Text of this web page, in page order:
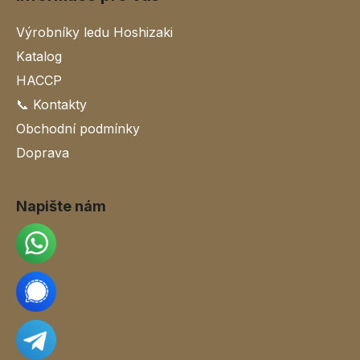
Výrobníky ledu Hoshizaki
Katalog
HACCP
📞 Kontakty
Obchodní podmínky
Doprava
Napište nám